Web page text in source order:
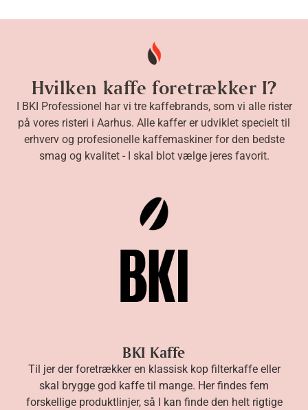
Hvilken kaffe foretrækker I?
I BKI Professionel har vi tre kaffebrands, som vi alle rister
på vores risteri i Aarhus. Alle kaffer er udviklet specielt til
erhverv og profesionelle kaffemaskiner for den bedste
smag og kvalitet - I skal blot vælge jeres favorit.
BKI Kaffe
Til jer der foretrækker en klassisk kop filterkaffe eller
skal brygge god kaffe til mange. Her findes fem
forskellige produktlinjer, så I kan finde den helt rigtige